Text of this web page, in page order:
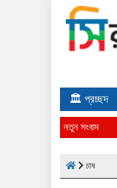
🏛 প্রচ্ছদ
নতুন সংবাদ
চাষ